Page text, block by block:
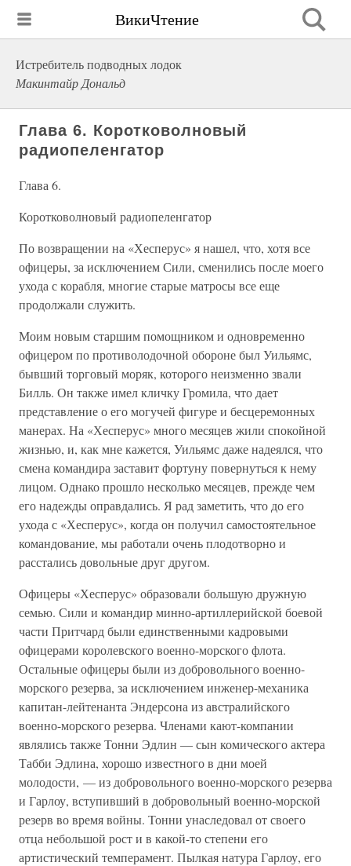
ВикиЧтение
Истребитель подводных лодок
Макинтайр Дональд
Глава 6. Коротковолновый
радиопеленгатор
Глава 6.
Коротковолновый радиопеленгатор
По возвращении на «Хесперус» я нашел, что, хотя все
офицеры, за исключением Сили, сменились после моего
ухода с корабля, многие старые матросы все еще
продолжали служить.
Моим новым старшим помощником и одновременно
офицером по противолодочной обороне был Уильямс,
бывший торговый моряк, которого неизменно звали
Билль. Он также имел кличку Громила, что дает
представление о его могучей фигуре и бесцеремонных
манерах. На «Хесперус» много месяцев жили спокойной
жизнью, и, как мне кажется, Уильямс даже надеялся, что
смена командира заставит фортуну повернуться к нему
лицом. Однако прошло несколько месяцев, прежде чем
его надежды оправдались. Я рад заметить, что до его
ухода с «Хесперус», когда он получил самостоятельное
командование, мы работали очень плодотворно и
расстались довольные друг другом.
Офицеры «Хесперус» образовали большую дружную
семью. Сили и командир минно-артиллерийской боевой
части Притчард были единственными кадровыми
офицерами королевского военно-морского флота.
Остальные офицеры были из добровольного военно-
морского резерва, за исключением инженер-механика
капитан-лейтенанта Эндерсона из австралийского
военно-морского резерва. Членами кают-компании
являлись также Тонни Эдлин — сын комического актера
Табби Эдлина, хорошо известного в дни моей
молодости, — из добровольного военно-морского резерва
и Гарлоу, вступивший в добровольный военно-морской
резерв во время войны. Тонни унаследовал от своего
отца небольшой рост и в какой-то степени его
артистический темперамент. Пылкая натура Гарлоу, его